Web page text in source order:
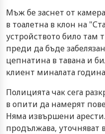
Мъж бе заснет от
в тоалетна в клон на
устройството било
преди да бъде
цепнатина в тавана и
клиент миналата
Полицията чак сега
в опити да намерят
Няма извършени
продължава, уточняват